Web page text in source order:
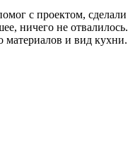
с проектом, сделали
ничего не отвалилось.
материалов и вид кухни.